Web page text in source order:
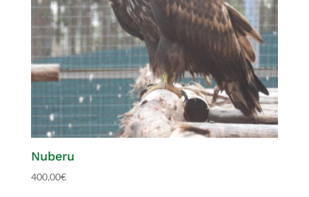
Nuberu
400,00€